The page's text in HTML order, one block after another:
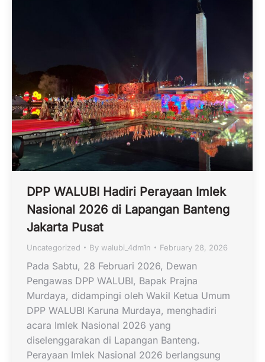
DPP WALUBI Hadiri Perayaan Imlek
Nasional 2026 di Lapangan Banteng
Jakarta Pusat
Uncategorized By walubi_4dm1n February 28, 2026
Pada Sabtu, 28 Februari 2026, Dewan
Pengawas DPP WALUBI, Bapak Prajna
Murdaya, didampingi oleh Wakil Ketua Umum
DPP WALUBI Karuna Murdaya, menghadiri
acara Imlek Nasional 2026 yang
diselenggarakan di Lapangan Banteng.
Perayaan Imlek Nasional 2026 berlangsung